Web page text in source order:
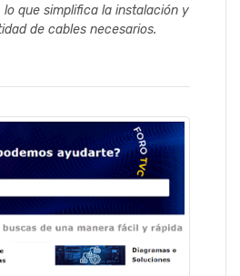
que simplifica la instalación y
de cables necesarios.